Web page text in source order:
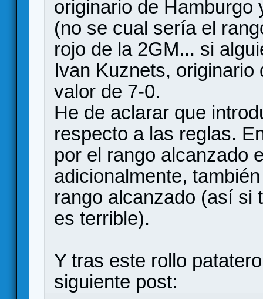
originario de Hamburgo
(no se cual sería el
rojo de la 2GM... si
Ivan Kuznets,
valor de 7-0.
He de aclarar que
respecto a las reglas.
por el rango alcanzado
adicionalmente,
rango alcanzado (así si
es terrible).
Y tras este rollo
siguiente post: